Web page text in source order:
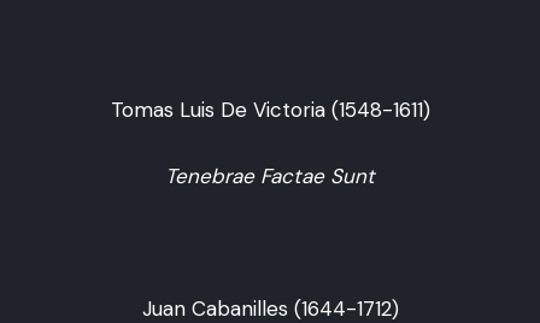
Tomas Luis De Victoria (1548-1611)
Tenebrae Factae Sunt
Juan Cabanilles (1644-1712)